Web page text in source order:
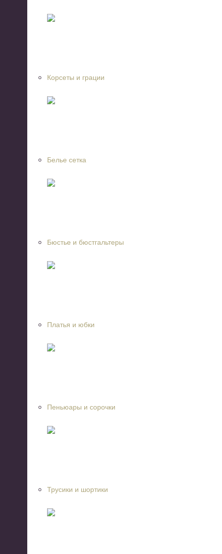
Корсеты и грации
Белье сетка
Бюстье и бюстгальтеры
Платья и юбки
Пеньюары и сорочки
Трусики и шортики